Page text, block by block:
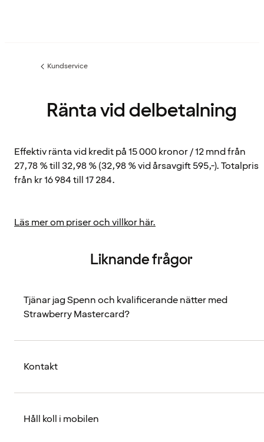
Föregående
Kundservice
Ränta vid delbetalning
Effektiv ränta vid kredit på 15 000 kronor / 12 mnd från
27,78 % till 32,98 % (32,98 % vid årsavgift 595,-). Totalpris
från kr 16 984 till 17 284.
Läs mer om priser och villkor här.
Liknande frågor
Tjänar jag Spenn och kvalificerande nätter med
Strawberry Mastercard?
Kontakt
Håll koll i mobilen